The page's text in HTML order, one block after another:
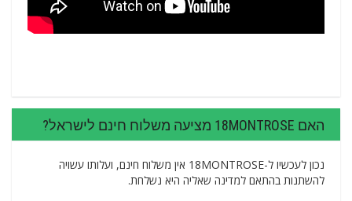
האם 18MONTROSE מציעה משלוח חינם לישראל?
נכון לעכשיו ל-18MONTROSE אין משלוח חינם, ועלותו עשויה
להשתנות בהתאם למדינה שאליה היא נשלחת.